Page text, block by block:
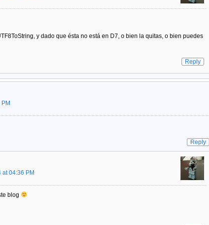
y dado que ésta no está en D7, o bien la quitas, o bien puedes
Reply
Reply
at 04:36 PM
blog